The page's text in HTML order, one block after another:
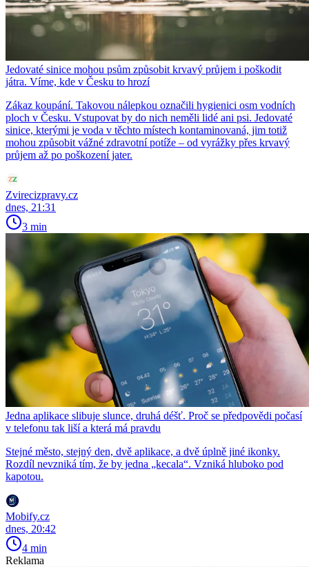
Jedovaté sinice mohou psům způsobit krvavý průjem i poškodit
játra. Víme, kde v Česku to hrozí
Zákaz koupání. Takovou nálepkou označili hygienici osm vodních
ploch v Česku. Vstupovat by do nich neměli lidé ani psi. Jedovaté
sinice, kterými je voda v těchto místech kontaminovaná, jim totiž
mohou způsobit vážné zdravotní potíže – od vyrážky přes krvavý
průjem až po poškození jater.
Zvirecizpravy.cz
dnes, 21:31
3 min
Jedna aplikace slibuje slunce, druhá déšť. Proč se předpovědi počasí
v telefonu tak liší a která má pravdu
Stejné město, stejný den, dvě aplikace, a dvě úplně jiné ikonky.
Rozdíl nevzniká tím, že by jedna „kecala“. Vzniká hluboko pod
kapotou.
Mobify.cz
dnes, 20:42
4 min
Reklama